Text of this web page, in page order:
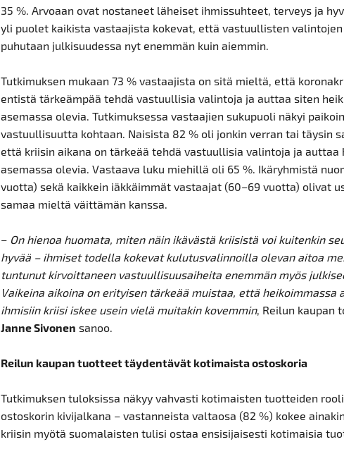
35 %. Arvoaan ovat nostaneet läheiset ihmissuhteet, terveys ja
yli puolet kaikista vastaajista kokevat, että vastuullisten
puhutaan julkisuudessa nyt enemmän kuin aiemmin.
Tutkimuksen mukaan 73 % vastaajista on sitä mieltä, että
entistä tärkeämpää tehdä vastuullisia valintoja ja auttaa siten
asemassa olevia. Tutkimuksessa vastaajien sukupuoli näkyi
vastuullisuutta kohtaan. Naisista 82 % oli jonkin verran tai täysin
että kriisin aikana on tärkeää tehdä vastuullisia valintoja ja auttaa
asemassa olevia. Vastaava luku miehillä oli 65 %. Ikäryhmistä
vuotta) sekä kaikkein iäkkäimmät vastaajat (60–69 vuotta) olivat
samaa mieltä väittämän kanssa.
– On hienoa huomata, miten näin ikävästä kriisistä voi kuitenkin
hyvää – ihmiset todella kokevat kulutusvalinnoilla olevan aitoa
tuntunut kirvoittaneen vastuullisuusaiheita enemmän myös
Vaikeina aikoina on erityisen tärkeää muistaa, että heikoimmassa
ihmisiin kriisi iskee usein vielä muitakin kovemmin, Reilun kaupan
Janne Sivonen sanoo.
Reilun kaupan tuotteet täydentävät kotimaista ostoskoria
Tutkimuksen tuloksissa näkyy vahvasti kotimaisten tuotteiden
ostoskorin kivijalkana – vastanneista valtaosa (82 %) kokee
kriisin myötä suomalaisten tulisi ostaa ensisijaisesti kotimaisia